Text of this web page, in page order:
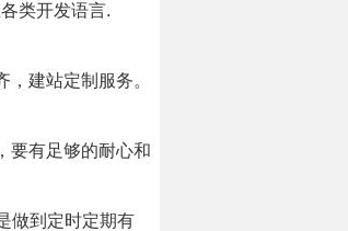
类开发语言.
建站定制服务。
要有足够的耐心和
做到定时定期有